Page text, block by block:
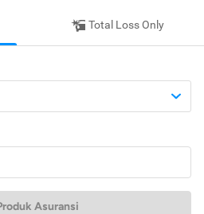
Total Loss Only
Asuransi